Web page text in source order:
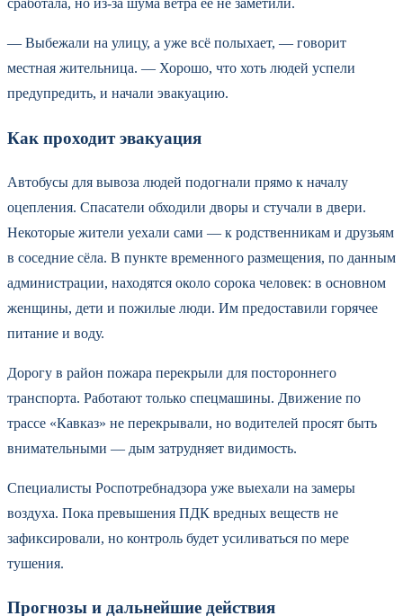
сработала, но из-за шума ветра её не заметили.
— Выбежали на улицу, а уже всё полыхает, — говорит
местная жительница. — Хорошо, что хоть людей успели
предупредить, и начали эвакуацию.
Как проходит эвакуация
Автобусы для вывоза людей подогнали прямо к началу
оцепления. Спасатели обходили дворы и стучали в двери.
Некоторые жители уехали сами — к родственникам и друзьям
в соседние сёла. В пункте временного размещения, по данным
администрации, находятся около сорока человек: в основном
женщины, дети и пожилые люди. Им предоставили горячее
питание и воду.
Дорогу в район пожара перекрыли для постороннего
транспорта. Работают только спецмашины. Движение по
трассе «Кавказ» не перекрывали, но водителей просят быть
внимательными — дым затрудняет видимость.
Специалисты Роспотребнадзора уже выехали на замеры
воздуха. Пока превышения ПДК вредных веществ не
зафиксировали, но контроль будет усиливаться по мере
тушения.
Прогнозы и дальнейшие действия